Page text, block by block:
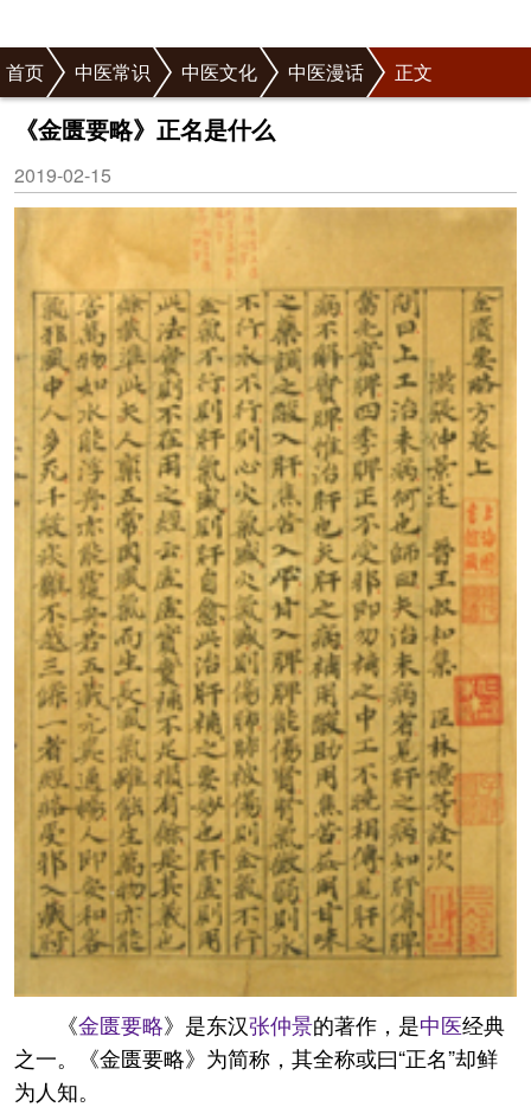
首页 中医常识 中医文化 中医漫话 正文
《金匮要略》正名是什么
2019-02-15
《金匮要略》是东汉张仲景的著作，是中医经典
之一。《金匮要略》为简称，其全称或曰“正名”却鲜
为人知。